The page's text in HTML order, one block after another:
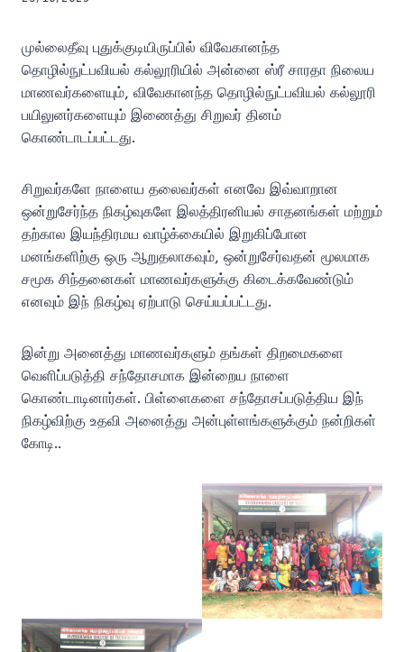
முல்லைதீவு புதுக்குடியிருப்பில் விவேகானந்த
தொழில்நுட்பவியல் கல்லூரியில் அன்னை ஸ்ரீ சாரதா நிலைய
மாணவர்களையும், விவேகானந்த தொழில்நுட்பவியல் கல்லூரி
பயிலுனர்களையும் இணைத்து சிறுவர் தினம்
கொண்டாடப்பட்டது.
சிறுவர்களே நாளைய தலைவர்கள் எனவே இவ்வாறான
ஒன்றுசேர்ந்த நிகழ்வுகளே இலத்திரனியல் சாதனங்கள் மற்றும்
தற்கால இயந்திரமய வாழ்க்கையில் இறுகிப்போன
மனங்களிற்கு ஒரு ஆறுதலாகவும், ஒன்றுசேர்வதன் மூலமாக
சமூக சிந்தனைகள் மாணவர்களுக்கு கிடைக்கவேண்டும்
எனவும் இந் நிகழ்வு ஏற்பாடு செய்யப்பட்டது.
இன்று அனைத்து மாணவர்களும் தங்கள் திறமைகளை
வெளிப்படுத்தி சந்தோசமாக இன்றைய நாளை
கொண்டாடினார்கள். பிள்ளைகளை சந்தோசப்படுத்திய இந்
நிகழ்விற்கு உதவி அனைத்து அன்புள்ளங்களுக்கும் நன்றிகள்
கோடி..